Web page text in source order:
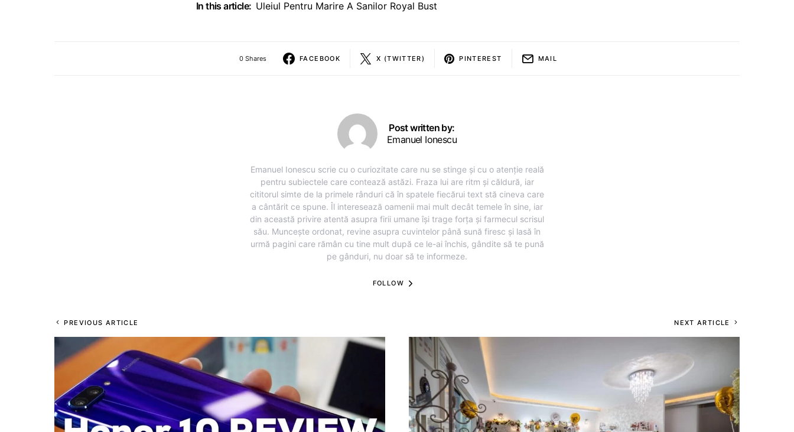
In this article: Uleiul Pentru Marire A Sanilor Royal Bust
0 Shares FACEBOOK X (TWITTER) PINTEREST MAIL
Post written by:
Emanuel Ionescu
Emanuel Ionescu scrie cu o curiozitate care nu se stinge și cu o atenție reală
pentru subiectele care contează astăzi. Fraza lui are ritm și căldură, iar
cititorul simte de la primele rânduri că în spatele fiecărui text stă cineva care
a cântărit ce spune. Îl interesează oamenii mai mult decât temele în sine, iar
din această privire atentă asupra firii umane își trage forța și farmecul scrisul
său. Muncește ordonat, revine asupra cuvintelor până sună firesc și lasă în
urmă pagini care rămân cu tine mult după ce le-ai închis, gândite să te pună
pe gânduri, nu doar să te informeze.
FOLLOW
PREVIOUS ARTICLE NEXT ARTICLE